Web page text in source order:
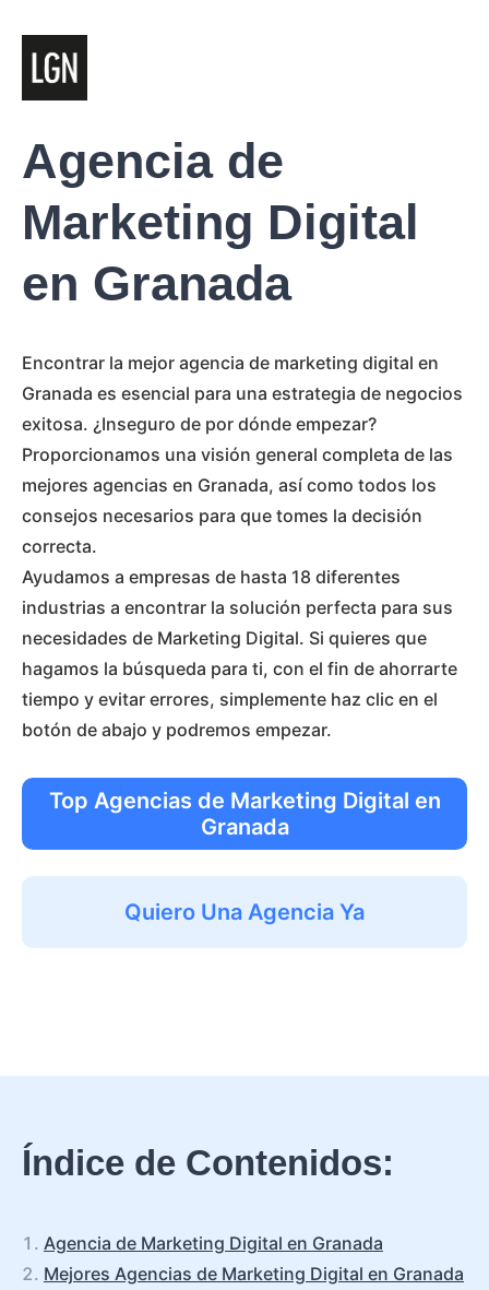
Agencia de
Marketing Digital
en Granada
Encontrar la mejor agencia de marketing digital en
Granada es esencial para una estrategia de negocios
exitosa. ¿Inseguro de por dónde empezar?
Proporcionamos una visión general completa de las
mejores agencias en Granada, así como todos los
consejos necesarios para que tomes la decisión
correcta.
Ayudamos a empresas de hasta 18 diferentes
industrias a encontrar la solución perfecta para sus
necesidades de Marketing Digital. Si quieres que
hagamos la búsqueda para ti, con el fin de ahorrarte
tiempo y evitar errores, simplemente haz clic en el
botón de abajo y podremos empezar.
Top Agencias de Marketing Digital en
Granada
Quiero Una Agencia Ya
Índice de Contenidos:
Agencia de Marketing Digital en Granada
Mejores Agencias de Marketing Digital en Granada